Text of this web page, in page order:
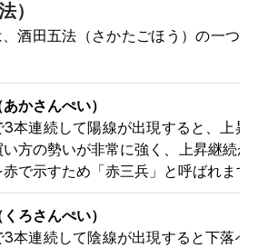
）
酒田五法（さかたごほう）の一つ
かさんぺい）
3本連続して陽線が出現すると、上昇
い方の勢いが非常に強く、上昇継続
赤で示すため「赤三兵」と呼ばれます
ろさんぺい）
3本連続して陰線が出現すると下落へ